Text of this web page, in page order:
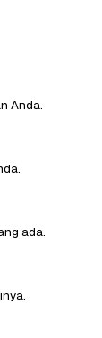
Anda.
ada.